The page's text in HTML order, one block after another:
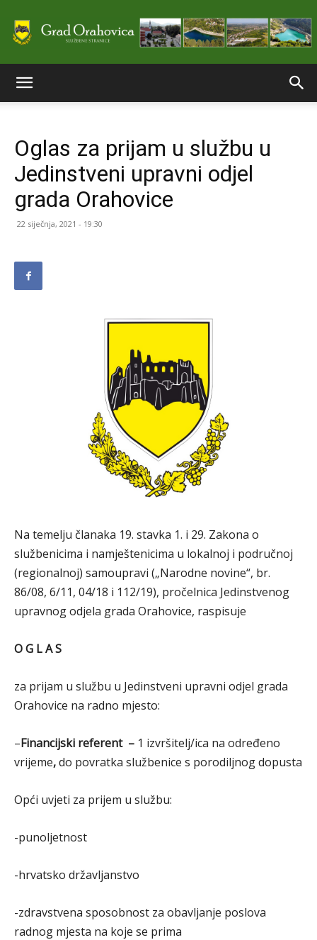
stranice
Grada
Oglas za prijam u službu u
Jedinstveni upravni odjel
grada Orahovice
22 siječnja, 2021 - 19:30
Na temelju članaka 19. stavka 1. i 29. Zakona o
službenicima i namještenicima u lokalnoj i područnoj
(regionalnoj) samoupravi („Narodne novine“, br.
86/08, 6/11, 04/18 i 112/19), pročelnica Jedinstvenog
upravnog odjela grada Orahovice, raspisuje
O G L A S
za prijam u službu u Jedinstveni upravni odjel grada
Orahovice na radno mjesto:
–Financijski referent – 1 izvršitelj/ica na određeno
vrijeme,do povratka službenice s porodiljnog dopusta
Opći uvjeti za prijem u službu:
-punoljetnost
-hrvatsko državljanstvo
-zdravstvena sposobnost za obavljanje poslova
radnog mjesta na koje se prima